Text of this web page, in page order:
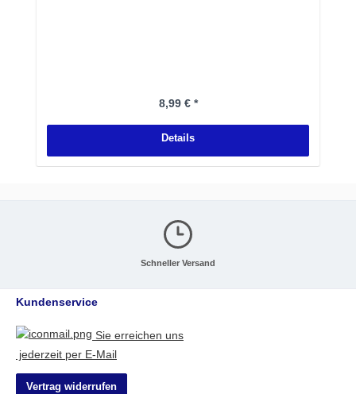
Regulärer Preis:
8,99 € *
Details
Schneller Versand
Kundenservice
Sie erreichen uns
jederzeit per E-Mail
Vertrag widerrufen